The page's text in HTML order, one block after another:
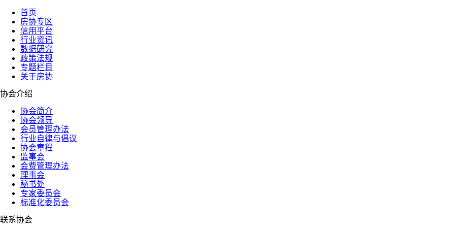
首页
房协专区
信用平台
行业资讯
数据研究
政策法规
专题栏目
关于房协
协会介绍
协会简介
协会领导
会员管理办法
行业自律与倡议
协会章程
监事会
会费管理办法
理事会
秘书处
专家委员会
标准化委员会
联系协会